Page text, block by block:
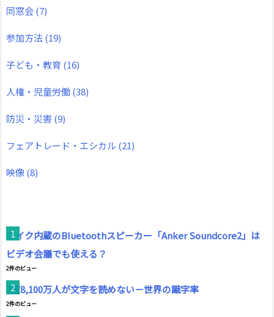
同窓会(7)
参加方法(19)
子ども・教育 (16)
人権・児童労働(38)
防災・災害(9)
フェアトレード・エシカル (21)
映像(8)
マイク内蔵のBluetoothスピーカー「Anker Soundcore2」は
ビデオ会議でも使える？
2件のビュー
7億8,100万人が文字を読めない－世界の識字率
2件のビュー